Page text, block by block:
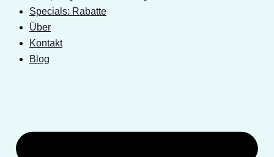
Specials: Rabatte
Über
Kontakt
Blog